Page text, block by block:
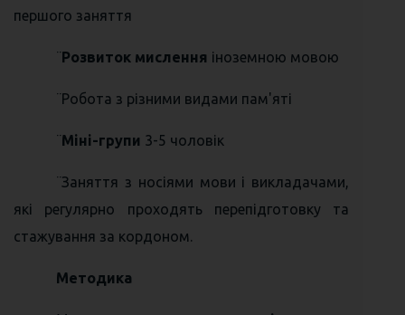
першого заняття
¨Розвиток мислення іноземною мовою
¨Робота з різними видами пам'яті
¨Міні-групи 3-5 чоловік
¨Заняття з носіями мови і викладачами,
які регулярно проходять перепідготовку та
стажування за кордоном.
Методика